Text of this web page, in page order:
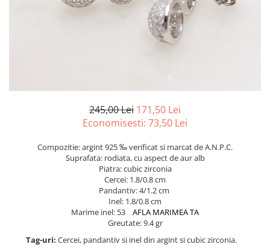
marimea 60
marimea 66
245,00 Lei 171,50 Lei
Economisesti: 73,50 Lei
Compozitie: argint 925 ‰ verificat si marcat de A.N.P.C.
Suprafata: rodiata, cu aspect de aur alb
Piatra: cubic zirconia
Cercei: 1.8/0.8 cm
Pandantiv: 4/1.2 cm
Inel: 1.8/0.8 cm
Marime inel: 53 AFLA MARIMEA TA
Greutate: 9.4 gr
Tag-uri: Cercei, pandantiv si inel din argint si cubic zirconia.